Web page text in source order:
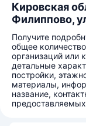
Кировская
Филиппово,
Получите
общее
организаций или
детальные
постройки,
материалы,
название,